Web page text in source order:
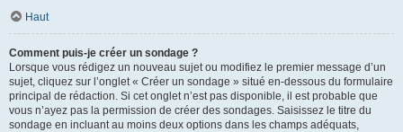
Haut
Comment puis-je créer un sondage ?
Lorsque vous rédigez un nouveau sujet ou modifiez le premier message d’un
sujet, cliquez sur l’onglet « Créer un sondage » situé en-dessous du formulaire
principal de rédaction. Si cet onglet n’est pas disponible, il est probable que
vous n’ayez pas la permission de créer des sondages. Saisissez le titre du
sondage en incluant au moins deux options dans les champs adéquats,